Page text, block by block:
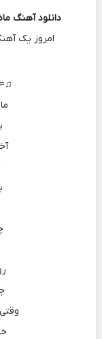
دانلود آهنگ
امروز یک